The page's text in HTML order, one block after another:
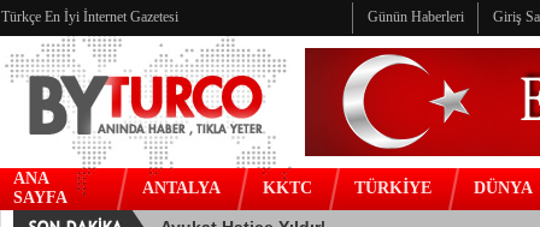
Türkçe En İyi İnternet Gazetesi Günün Haberleri Giriş
ANA
SAYFA
ANTALYA KKTC TÜRKİYE DÜNYA